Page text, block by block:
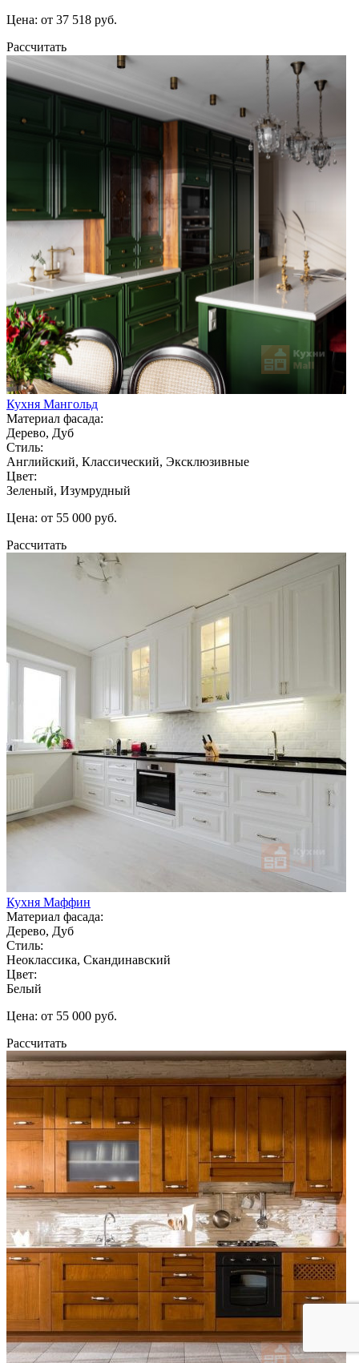
Цена: от 37 518 руб.
Рассчитать
Кухня Мангольд
Материал фасада:
Дерево, Дуб
Стиль:
Английский, Классический, Эксклюзивные
Цвет:
Зеленый, Изумрудный
Цена: от 55 000 руб.
Рассчитать
Кухня Маффин
Материал фасада:
Дерево, Дуб
Стиль:
Неоклассика, Скандинавский
Цвет:
Белый
Цена: от 55 000 руб.
Рассчитать